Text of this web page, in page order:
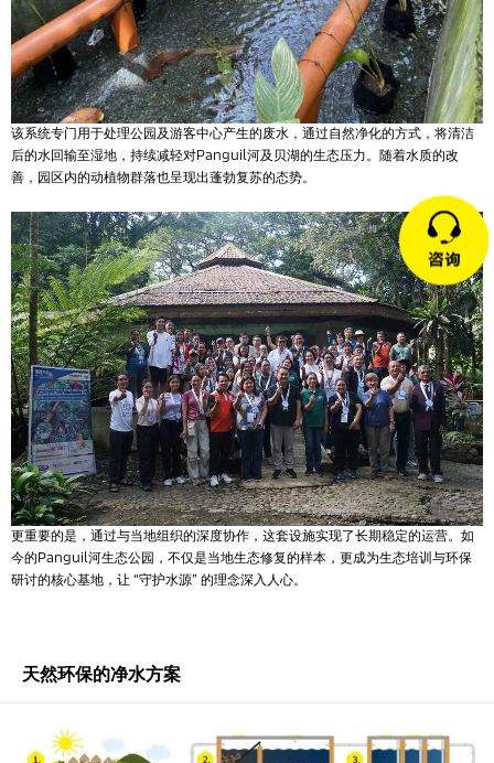
该系统专门用于处理公园及游客中心产生的废水，通过自然净化的方式，将清洁
后的水回输至湿地，持续减轻对Panguil河及贝湖的生态压力。随着水质的改
善，园区内的动植物群落也呈现出蓬勃复苏的态势。
更重要的是，通过与当地组织的深度协作，这套设施实现了长期稳定的运营。如
今的Panguil河生态公园，不仅是当地生态修复的样本，更成为生态培训与环保
研讨的核心基地，让 “守护水源” 的理念深入人心。
天然环保的净水方案